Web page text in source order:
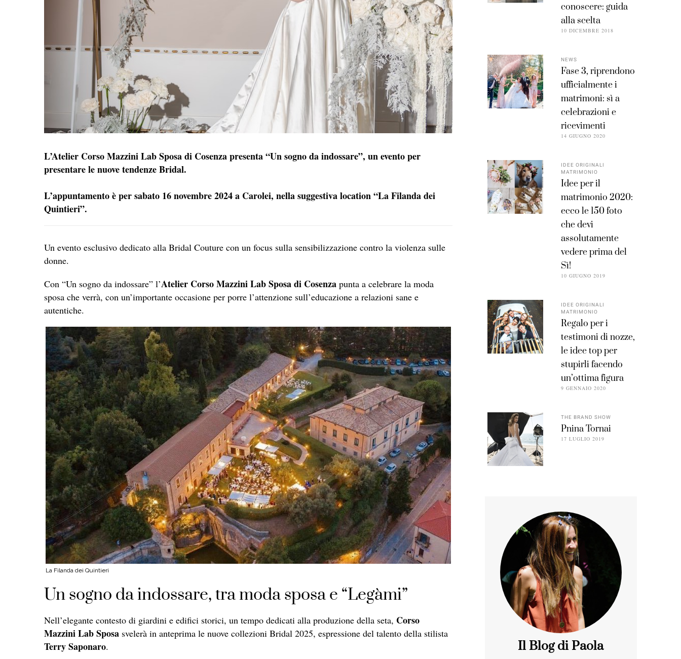
L’Atelier Corso Mazzini Lab Sposa di Cosenza presenta “Un sogno da indossare”, un evento per
presentare le nuove tendenze Bridal.
L’appuntamento è per sabato 16 novembre 2024 a Carolei, nella suggestiva location “La Filanda dei
Quintieri”.
Un evento esclusivo dedicato alla Bridal Couture con un focus sulla sensibilizzazione contro la violenza sulle
donne.
Con “Un sogno da indossare” l’Atelier Corso Mazzini Lab Sposa di Cosenza punta a celebrare la moda
sposa che verrà, con un’importante occasione per porre l’attenzione sull’educazione a relazioni sane e
autentiche.
La Filanda dei Quintieri
Un sogno da indossare, tra moda sposa e “Legàmi”
Nell’elegante contesto di giardini e edifici storici, un tempo dedicati alla produzione della seta, Corso
Mazzini Lab Sposa svelerà in anteprima le nuove collezioni Bridal 2025, espressione del talento della stilista
Terry Saponaro.
conoscere: guida
alla scelta
10 DICEMBRE 2018
NEWS
Fase 3, riprendono
ufficialmente i
matrimoni: sì a
celebrazioni e
ricevimenti
14 GIUGNO 2020
IDEE ORIGINALI
MATRIMONIO
Idee per il
matrimonio 2020:
ecco le 150 foto
che devi
assolutamente
vedere prima del
Sì!
10 GIUGNO 2019
IDEE ORIGINALI
MATRIMONIO
Regalo per i
testimoni di nozze,
le idee top per
stupirli facendo
un’ottima figura
9 GENNAIO 2020
THE BRAND SHOW
Pnina Tornai
17 LUGLIO 2019
Il Blog di Paola